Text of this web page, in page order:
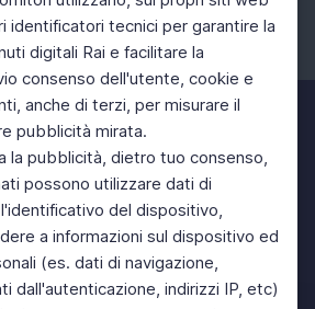
identificatori tecnici per garantire la
digitali Rai e facilitare la
consenso dell'utente, cookie e
anche di terzi, per misurare il
pubblicità mirata.
la pubblicità, dietro tuo consenso,
possono utilizzare dati di
del dispositivo,
a informazioni sul dispositivo ed
(es. dati di navigazione,
dall'autenticazione, indirizzi IP, etc)
Instagram Twitter